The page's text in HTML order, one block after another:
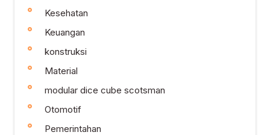
Kesehatan
Keuangan
konstruksi
Material
modular dice cube scotsman
Otomotif
Pemerintahan